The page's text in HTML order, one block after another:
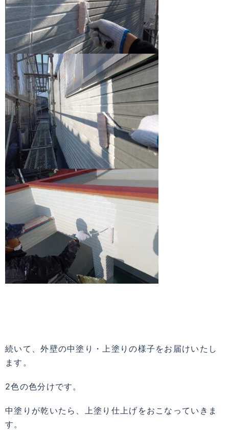
続いて、外壁の中塗り・上塗りの様子をお届けいたし
ます。
2色の色分けです。
中塗りが乾いたら、上塗り仕上げをおこなっていきま
す。